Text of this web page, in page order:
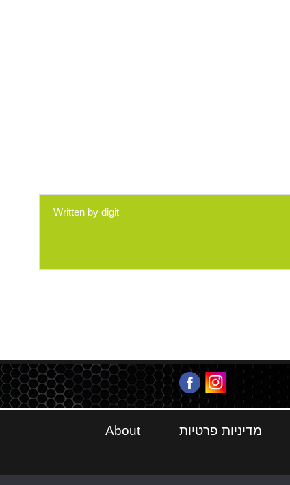
Written by digit
מדיניות פרטיות About